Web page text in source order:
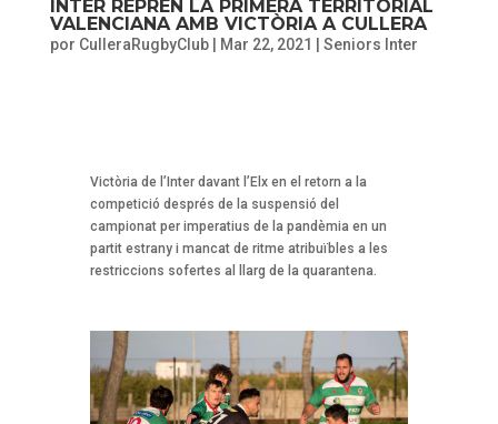
INTER REPRÉN LA PRIMERA TERRITORIAL
VALENCIANA AMB VICTÒRIA A CULLERA
por CulleraRugbyClub| Mar 22, 2021 Seniors Inter
Victòria de l’Inter davant l’Elx en el retorn a la
competició després de la suspensió del
campionat per imperatius de la pandèmia en un
partit estrany i mancat de ritme atribuïbles a les
restriccions sofertes al llarg de la quarantena.